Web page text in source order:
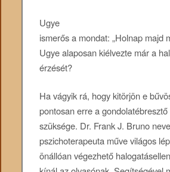
Ugye
ismerős a mondat: „Holnap majd
Ugye alaposan kiélvezte már a
érzését?
Ha vágyik rá, hogy kitörjön e
pontosan erre a
szüksége. Dr. Frank J. Bruno
pszichoterapeuta műve világos
önállóan végezhető